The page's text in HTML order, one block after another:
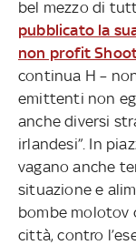
bel mezzo di
pubblicato la
non profit
continua H –
emittenti non
anche diversi
irlandesi”. In
vagano anche
situazione e
bombe molotov
città, contro